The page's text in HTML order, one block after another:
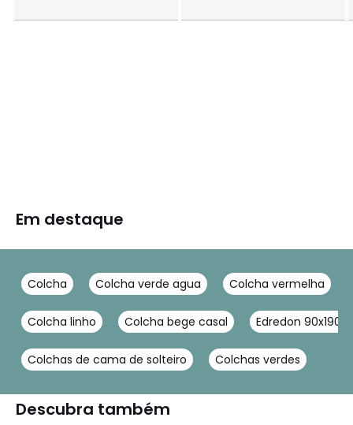
Em destaque
Colcha Colcha verde agua Colcha vermelha
Colcha linho Colcha bege casal Edredon 90x190
Colchas de cama de solteiro Colchas verdes
Descubra também